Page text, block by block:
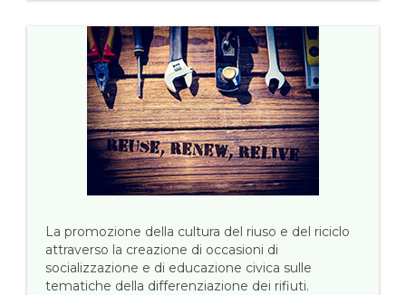
La promozione della cultura del riuso e del riciclo
attraverso la creazione di occasioni di
socializzazione e di educazione civica sulle
tematiche della differenziazione dei rifiuti.